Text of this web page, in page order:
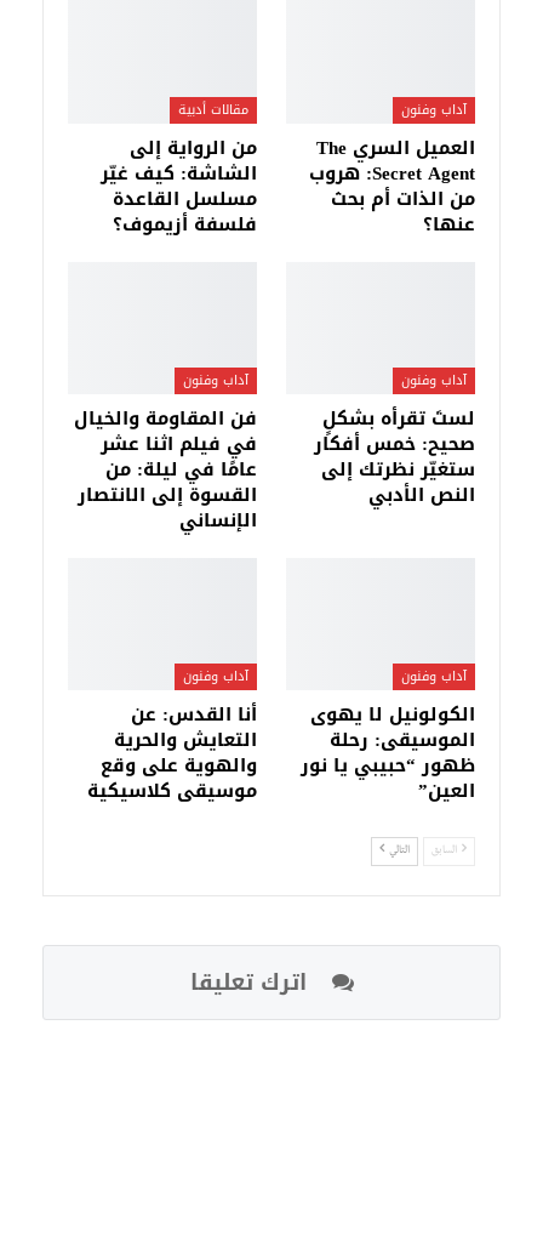
آداب وفنون
العميل السري The
Secret Agent: هروب
من الذات أم بحث
عنها؟
مقالات أدبية
من الرواية إلى
الشاشة: كيف غيّر
مسلسل القاعدة
فلسفة أزيموف؟
آداب وفنون
لستَ تقرأه بشكلٍ
صحيح: خمس أفكار
ستغيّر نظرتك إلى
النص الأدبي
آداب وفنون
فن المقاومة والخيال
في فيلم اثنا عشر
عامًا في ليلة: من
القسوة إلى الانتصار
الإنساني
آداب وفنون
الكولونيل لا يهوى
الموسيقى: رحلة
ظهور “حبيبي يا نور
العين”
آداب وفنون
أنا القدس: عن
التعايش والحرية
والهوية على وقع
موسيقى كلاسيكية
السابق التالي
اترك تعليقا